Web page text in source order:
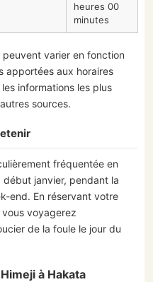
heures 00
minutes
varier en fonction
apportées aux horaires
informations les plus
sources.
fréquentée en
janvier, pendant la
end. En réservant votre
voyagerez
de la foule le jour du
à Hakata